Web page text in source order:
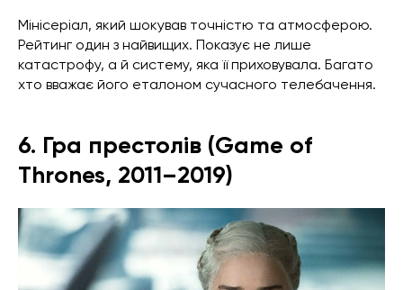
Мінісеріал, який шокував точністю та атмосферою.
Рейтинг один з найвищих. Показує не лише
катастрофу, а й систему, яка її приховувала. Багато
хто вважає його еталоном сучасного телебачення.
6. Гра престолів (Game of
Thrones, 2011–2019)